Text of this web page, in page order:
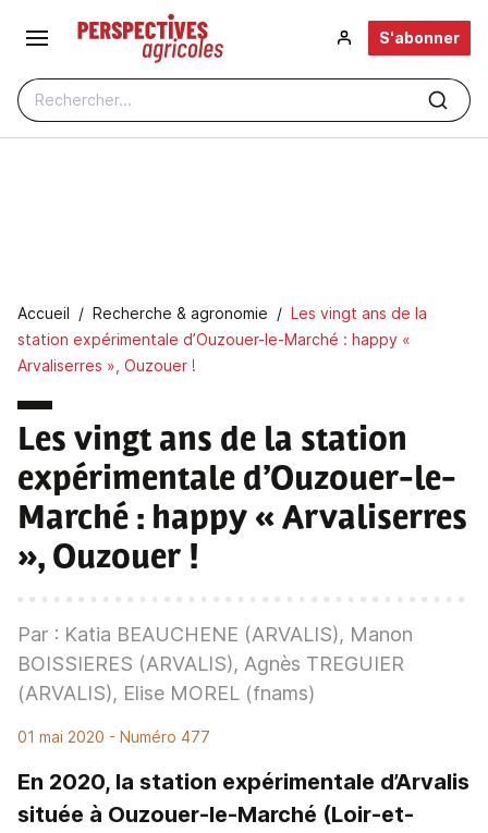
Aller au contenu principal
Rechercher...
S'abonner
Fil d'Ariane
Accueil Recherche & agronomie
Les vingt ans de la
station expérimentale d’Ouzouer-le-Marché : happy «
Arvaliserres », Ouzouer !
Les vingt ans de la station
expérimentale d’Ouzouer-le-
Marché : happy « Arvaliserres
», Ouzouer !
Par : Katia BEAUCHENE (ARVALIS), Manon
BOISSIERES (ARVALIS), Agnès TREGUIER
(ARVALIS), Elise MOREL (fnams)
01 mai 2020 - Numéro 477
En 2020, la station expérimentale d’Arvalis
située à Ouzouer-le-Marché (Loir-et-